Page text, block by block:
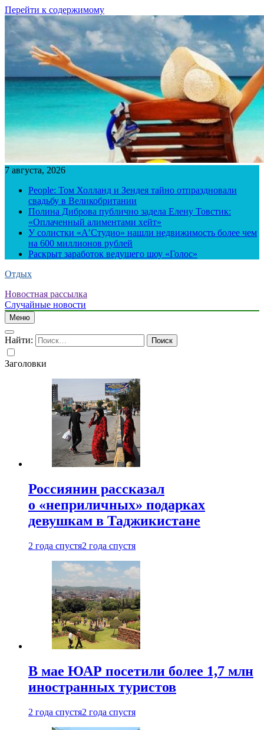
Перейти к содержимому
7 августа, 2026
People: Том Холланд и Зендея тайно отпраздновали
свадьбу в Великобритании
Полина Диброва публично задела Елену Товстик:
«Оплаченный алиментами хейт»
У солистки «А’Студио» нашли недвижимость более чем
на 600 миллионов рублей
Раскрыт заработок ведущего шоу «Голос»
Отдых
Новостная рассылка
Случайные новости
Меню
Найти:
Заголовки
Россиянин рассказал
о «неприличных» подарках
девушкам в Таджикистане
2 года спустя2 года спустя
В мае ЮАР посетили более 1,7 млн
иностранных туристов
2 года спустя2 года спустя